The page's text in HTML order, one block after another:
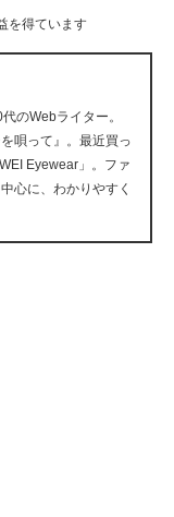
を得ています
のWebライター。
唄って』。最近買っ
Eyewear」。ファ
心に、わかりやすく